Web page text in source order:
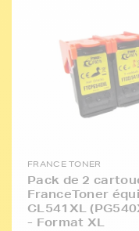
FRANCE TONER
Pack de 2
FranceToner
CL541XL
- Format XL